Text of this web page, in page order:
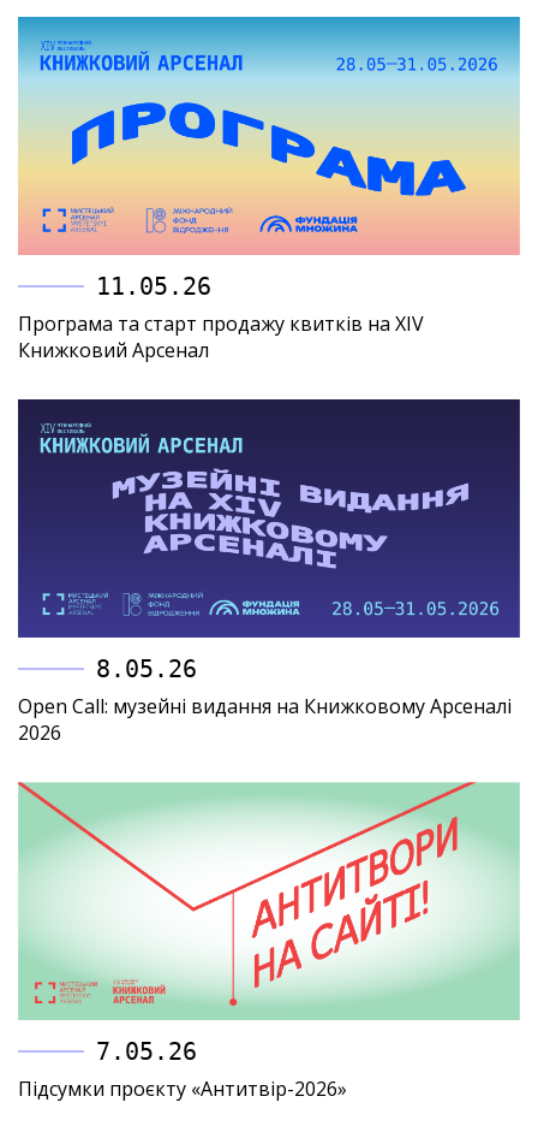
11.05.26
Програма та старт продажу квитків на XIV
Книжковий Арсенал
8.05.26
Open Call: музейні видання на Книжковому Арсеналі
2026
7.05.26
Підсумки проєкту «Антитвір-2026»